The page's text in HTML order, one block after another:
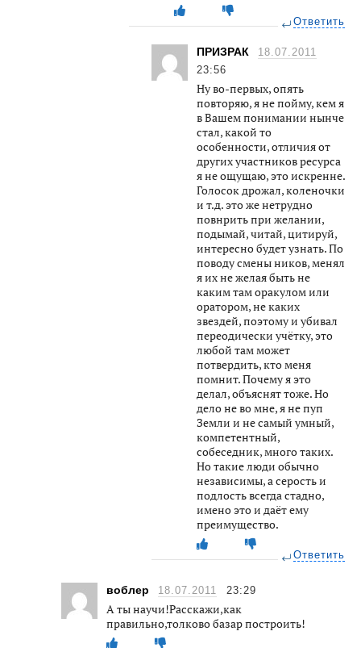
Ответить
ПРИЗРАК
18.07.2011
23:56
Ну во-первых, опять
повторяю, я не пойму, кем я
в Вашем понимании нынче
стал, какой то
особенности, отличия от
других участников ресурса
я не ощущаю, это искренне.
Голосок дрожал, коленочки
и т.д. это же нетрудно
повнрить при желании,
подымай, читай, цитируй,
интересно будет узнать. По
поводу смены ников, менял
я их не желая быть не
каким там оракулом или
оратором, не каких
звездей, поэтому и убивал
переодически учётку, это
любой там может
потвердить, кто меня
помнит. Почему я это
делал, объяснят тоже. Но
дело не во мне, я не пуп
Земли и не самый умный,
компетентный,
собеседник, много таких.
Но такие люди обычно
независимы, а серость и
подлость всегда стадно,
имено это и даёт ему
преимущество.
Ответить
воблер 18.07.2011 23:29
А ты научи!Расскажи,как
правильно,толково базар построить!